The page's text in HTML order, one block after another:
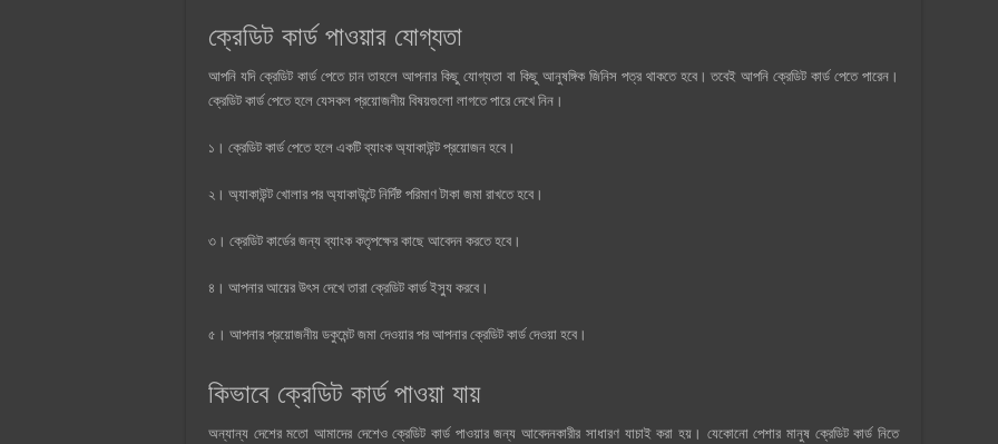
ক্রেডিট কার্ড পাওয়ার যোগ্যতা
আপনি যদি ক্রেডিট কার্ড পেতে চান তাহলে আপনার কিছু যোগ্যতা বা কিছু আনুষঙ্গিক জিনিস পত্র থাকতে হবে। তবেই আপনি ক্রেডিট কার্ড পেতে পারেন।
ক্রেডিট কার্ড পেতে হলে যেসকল প্রয়োজনীয় বিষয়গুলো লাগতে পারে দেখে নিন।
১। ক্রেডিট কার্ড পেতে হলে একটি ব্যাংক অ্যাকাউন্ট প্রয়োজন হবে।
২। অ্যাকাউন্ট খোলার পর অ্যাকাউন্টে নির্দিষ্ট পরিমাণ টাকা জমা রাখতে হবে।
৩। ক্রেডিট কার্ডের জন্য ব্যাংক কতৃপক্ষের কাছে আবেদন করতে হবে।
৪। আপনার আয়ের উৎস দেখে তারা ক্রেডিট কার্ড ইস্যু করবে।
৫। আপনার প্রয়োজনীয় ডকুমেন্ট জমা দেওয়ার পর আপনার ক্রেডিট কার্ড দেওয়া হবে।
কিভাবে ক্রেডিট কার্ড পাওয়া যায়
অন্যান্য দেশের মতো আমাদের দেশেও ক্রেডিট কার্ড পাওয়ার জন্য আবেদনকারীর সাধারণ যাচাই করা হয়। যেকোনো পেশার মানুষ ক্রেডিট কার্ড নিতে